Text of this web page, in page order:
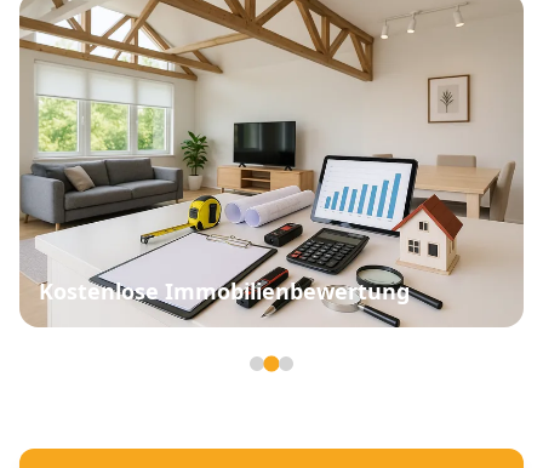
Kostenlose Immobilienbewertung